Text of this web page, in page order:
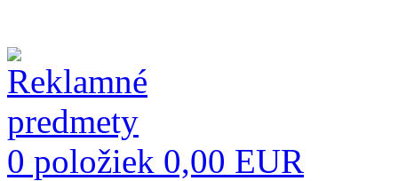
0 položiek 0,00 EUR